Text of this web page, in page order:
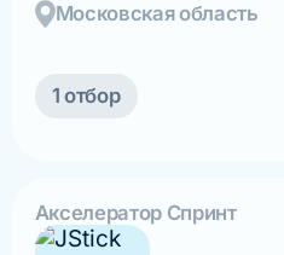
Московская область
1 отбор
Акселератор Спринт